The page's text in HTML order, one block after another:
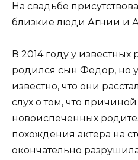
На свадьбе
близкие люди Агнии и
В 2014 году у известных
родился сын Федор, но
известно, что они
слух о том, что
новоиспеченных
похождения актера на
окончательно